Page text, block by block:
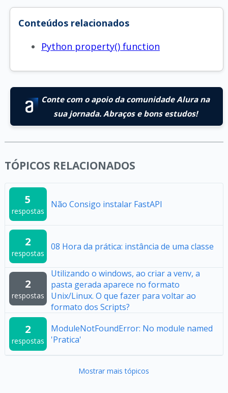
Conteúdos relacionados
Python property() function
Conte com o apoio da comunidade Alura na
sua jornada. Abraços e bons estudos!
TÓPICOS RELACIONADOS
5
respostas
Não Consigo instalar FastAPI
2
respostas
08 Hora da prática: instância de uma classe
2
respostas
Utilizando o windows, ao criar a venv, a
pasta gerada aparece no formato
Unix/Linux. O que fazer para voltar ao
formato dos Scripts?
2
respostas
ModuleNotFoundError: No module named
'Pratica'
Mostrar mais tópicos